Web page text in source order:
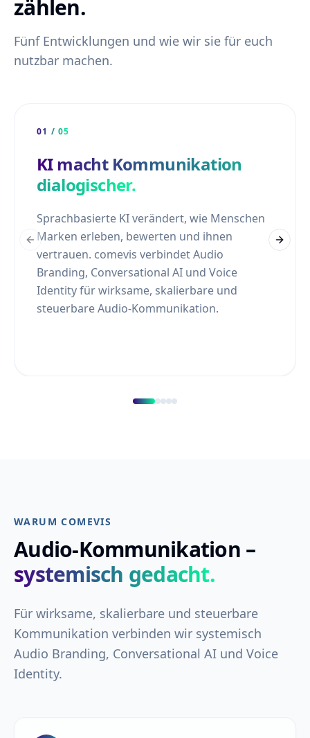
zählen.
Fünf Entwicklungen und wie wir sie für euch
nutzbar machen.
01 /05
KI macht Kommunikation
dialogischer.
Sprachbasierte KI verändert, wie Menschen
Marken erleben, bewerten und ihnen
vertrauen. comevis verbindet Audio
Branding, Conversational AI und Voice
Identity für wirksame, skalierbare und
steuerbare Audio-Kommunikation.
Previous slide Next
WARUM COMEVIS
Audio-Kommunikation –
systemisch gedacht.
Für wirksame, skalierbare und steuerbare
Kommunikation verbinden wir systemisch
Audio Branding, Conversational AI und Voice
Identity.